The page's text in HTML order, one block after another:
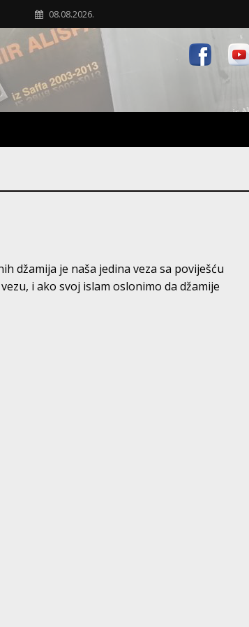
08.08.2026.
džamija je naša jedina veza sa poviješću
i ako svoj islam oslonimo da džamije